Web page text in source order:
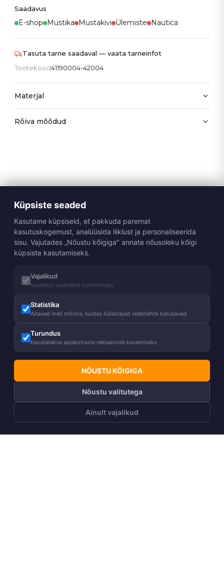
Saadavus
E-shop Mustika Mustakivi Ülemiste Nautica
Tasuta tarne saadaval — vaata tarneinfot
Tootekood41190004-42004
Materjal
Rõiva mõõdud
Küpsiste seaded
Kasutame küpsiseid, et pakkuda paremat
kasutuskogemust, analüüsida liiklust ja personaliseerida
sisu. Vajutades „Nõustu kõigiga" annate nõusoleku kõigi
küpsiste kasutamiseks.
Vajalikud
Vajalikud veebilehe toimimiseks
Statistika
Aitavad meil mõista, kuidas külastajad veebilehte kasutavad
Turundus
Kasutatakse asjakohaste reklaamide kuvamiseks
NÕUSTU KÕIGIGA
Nõustu valitutega
Ainult vajalikud